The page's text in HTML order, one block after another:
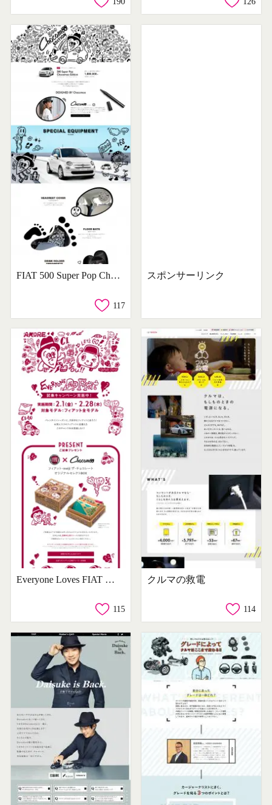
FIAT 500 Super Pop Chocomoo Edition
117
スポンサーリンク
Everyone Loves FIAT テストドライブキャンペーン
115
クルマの救電
114